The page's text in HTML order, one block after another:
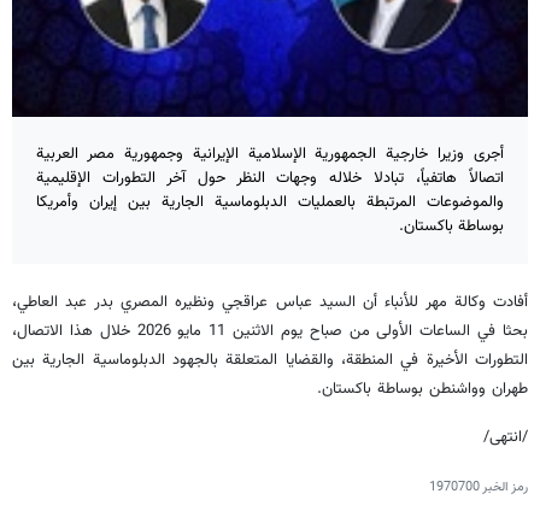
أجرى وزيرا خارجية الجمهورية الإسلامية الإيرانية وجمهورية مصر العربية
اتصالاً هاتفياً، تبادلا خلاله وجهات النظر حول آخر التطورات الإقليمية
والموضوعات المرتبطة بالعمليات الدبلوماسية الجارية بين إيران وأمريكا
بوساطة باكستان.
أفادت وكالة مهر للأنباء أن السيد عباس عراقجي ونظيره المصري بدر عبد العاطي،
بحثا في الساعات الأولى من صباح يوم الاثنين 11 مايو 2026 خلال هذا الاتصال،
التطورات الأخيرة في المنطقة، والقضايا المتعلقة بالجهود الدبلوماسية الجارية بين
طهران وواشنطن بوساطة باكستان.
/انتهى/
رمز الخبر1970700